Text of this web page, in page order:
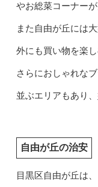
やお総菜コーナー
また自由が丘には
外にも買い物を楽
さらにおしゃれな
並ぶエリアもあり
自由が丘の治安
目黒区自由が丘は